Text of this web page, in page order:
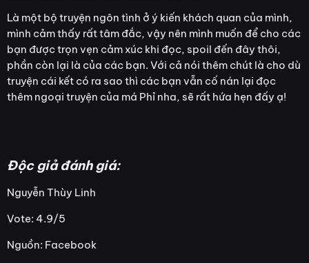
Là một bộ truyện ngôn tình ở ý kiến khách quan của mình,
mình cảm thấy rất tâm đắc, vậy nên mình muốn để cho các
bạn được trọn vẹn cảm xúc khi đọc, spoil đến đây thôi,
phần còn lại là của các bạn. Với cả nói thêm chút là cho dù
truyện cái kết có ra sao thì các bạn vẫn cố nán lại đọc
thêm ngoại truyện của má Phỉ nha, sẽ rất hứa hẹn đấy ạ!
Độc giả đánh giá:
Nguyễn Thùy Linh
Vote: 4.9/5
Nguồn: Facebook